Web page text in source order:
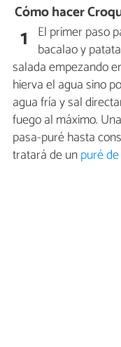
Cómo hacer
1 El primer paso
bacalao y
salada empezando
hierva el agua sino
agua fría y sal
fuego al máximo.
pasa-puré hasta
tratará de unpuré